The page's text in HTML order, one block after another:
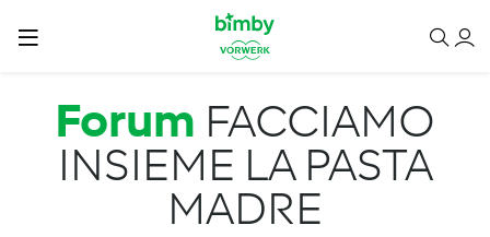
Salta al contenuto principale
Forum FACCIAMO
INSIEME LA PASTA
MADRE